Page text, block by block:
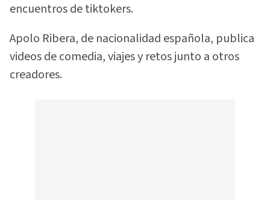
encuentros de tiktokers.
Apolo Ribera, de nacionalidad española, publica
videos de comedia, viajes y retos junto a otros
creadores.